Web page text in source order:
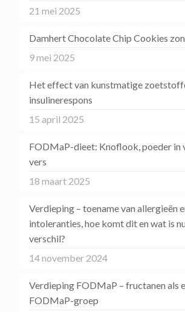
21 mei 2025
Damhert Chocolate Chip Cookies
9 mei 2025
Het effect van kunstmatige
insulinerespons
15 april 2025
FODMaP-dieet: Knoflook, poeder in
vers
18 maart 2025
Verdieping – toename van allergieën
intoleranties, hoe komt dit en wat is
verschil?
14 november 2024
Verdieping FODMaP – fructanen als
FODMaP-groep